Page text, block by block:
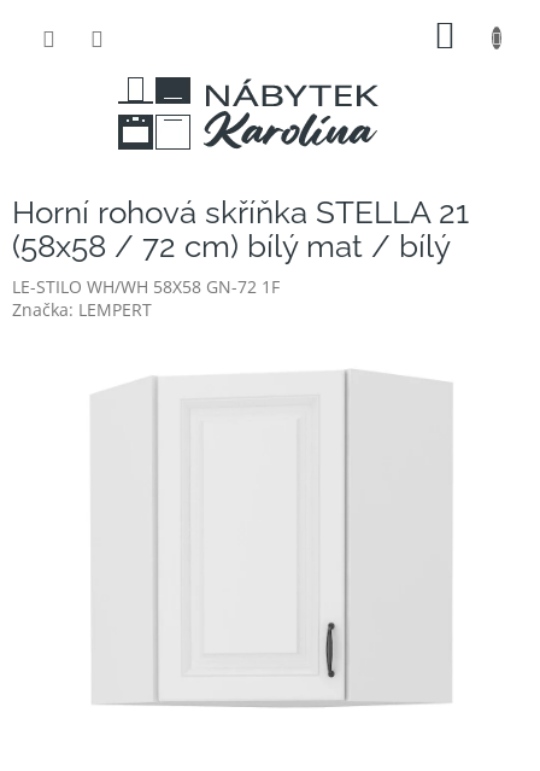
Horní rohová skříňka STELLA 21
(58x58 / 72 cm) bílý mat / bílý
LE-STILO WH/WH 58X58 GN-72 1F
Značka: LEMPERT